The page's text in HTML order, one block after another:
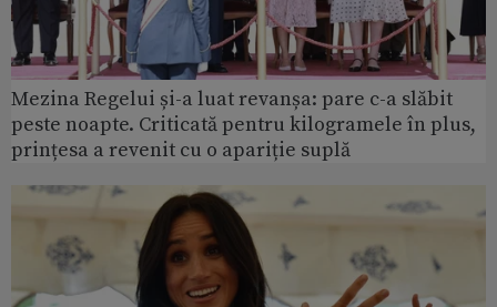
Mezina Regelui și-a luat revanșa: pare c-a slăbit
peste noapte. Criticată pentru kilogramele în plus,
prințesa a revenit cu o apariție suplă